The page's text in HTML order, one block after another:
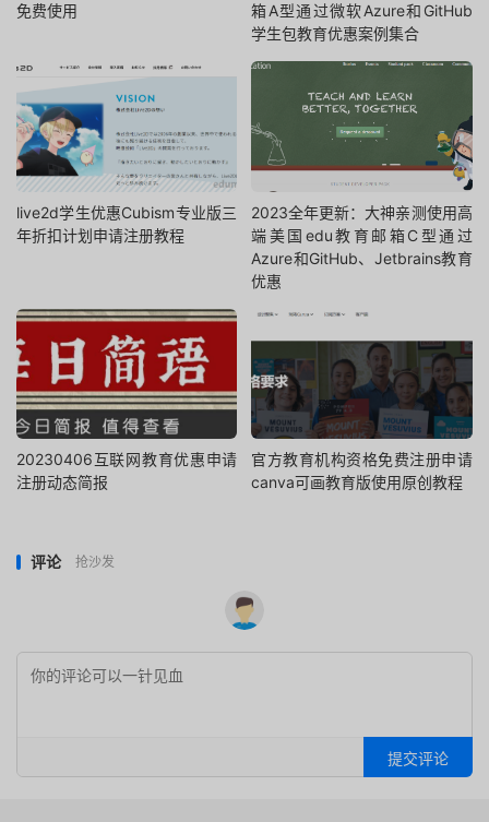
免费使用
箱A型通过微软Azure和GitHub
学生包教育优惠案例集合
live2d学生优惠Cubism专业版三
年折扣计划申请注册教程
2023全年更新：大神亲测使用高
端美国edu教育邮箱C型通过
Azure和GitHub、Jetbrains教育
优惠
20230406互联网教育优惠申请
注册动态简报
官方教育机构资格免费注册申请
canva可画教育版使用原创教程
评论 抢沙发
提交评论